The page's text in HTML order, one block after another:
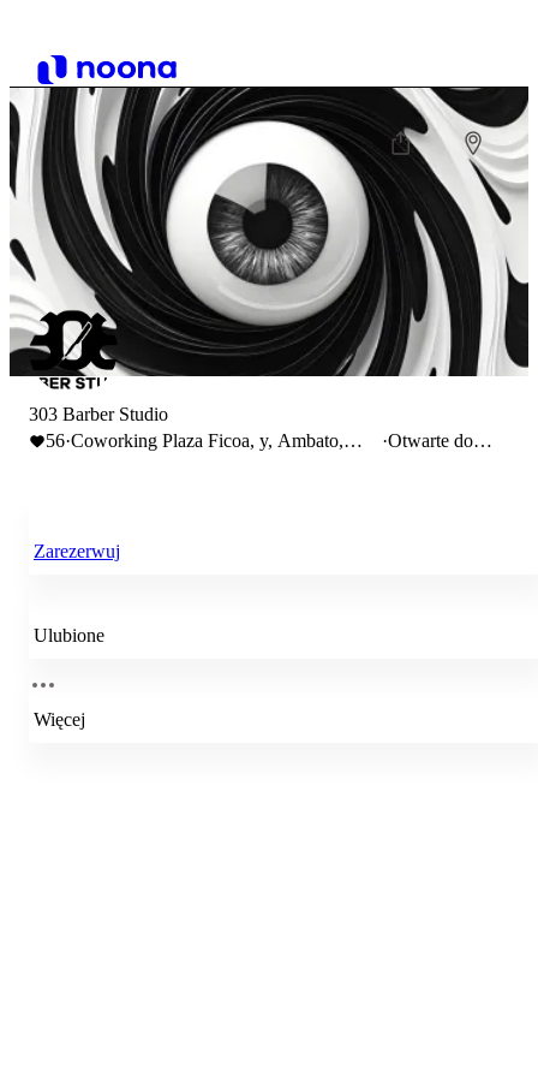
303 Barber Studio
56·Coworking Plaza Ficoa, y, Ambato,
·Otwarte do
Zarezerwuj
Ulubione
Więcej